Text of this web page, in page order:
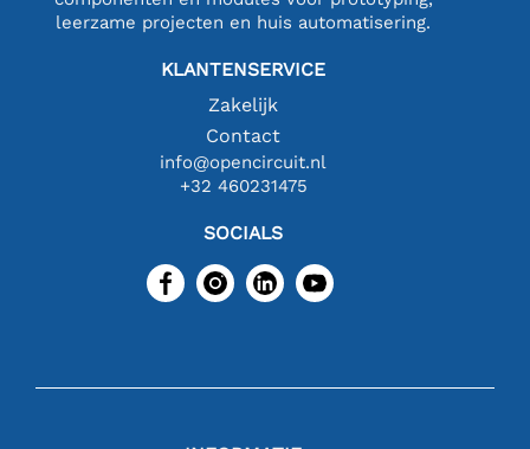
leerzame projecten en huis automatisering.
KLANTENSERVICE
Zakelijk
Contact
info@opencircuit.nl
+32 460231475
SOCIALS